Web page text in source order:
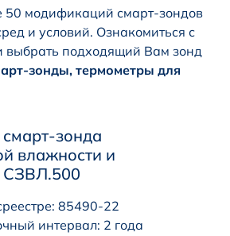
50 модификаций смарт-зондов
и условий. Ознакомиться с
выбрать подходящий Вам зонд
зонды, термометры для
зонда
влажности и
СЗВЛ.500
85490-22
интервал: 2 года